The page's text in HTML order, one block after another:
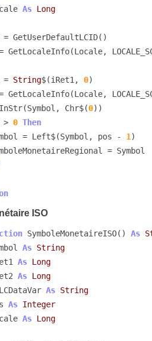
As Long
= GetLocaleInfo(Locale,
=
String$(iRet1, 0)
= InStr(Symbol, Chr$(
0))
> 0 Then
Symbol = Left$(Symbol, pos -
1 )
ISO
SymboleMonetaireISO() As
As String
As Long
As Long
As String
As Integer
As Long